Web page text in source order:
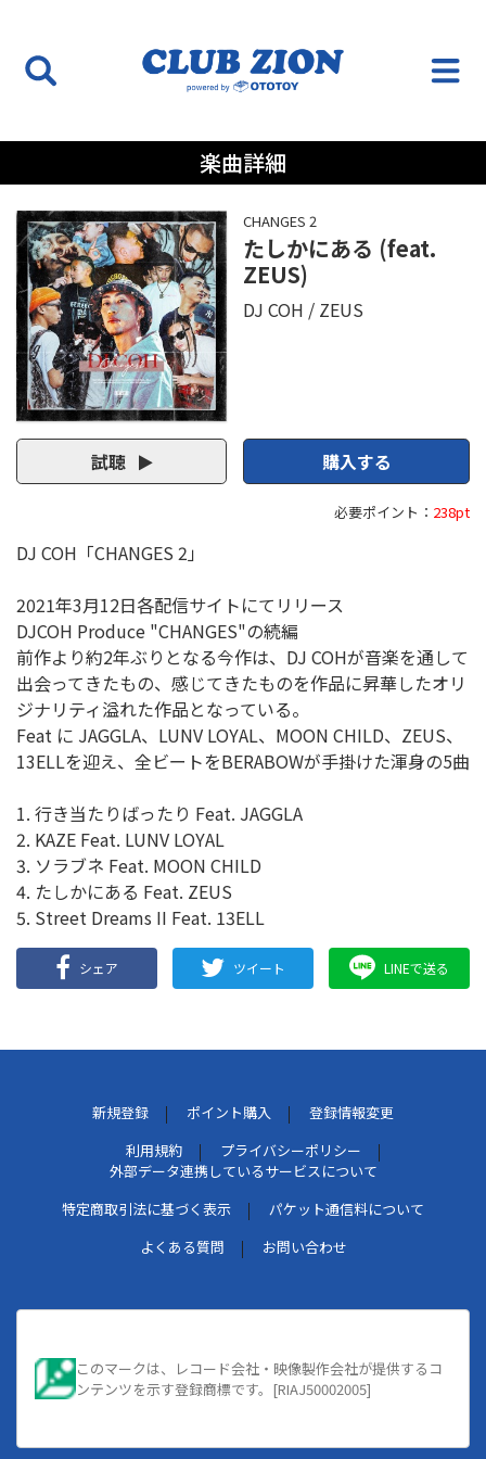
楽曲詳細
CHANGES 2
たしかにある (feat.
ZEUS)
DJ COH ZEUS
試聴 購入する
必要ポイント： 238pt
DJ COH「CHANGES 2」
2021年3月12日各配信サイトにてリリース
DJCOH Produce "CHANGES"の続編
前作より約2年ぶりとなる今作は、DJ COHが音楽を通して
出会ってきたもの、感じてきたものを作品に昇華したオリ
ジナリティ溢れた作品となっている。
Feat に JAGGLA、LUNV LOYAL、MOON CHILD、ZEUS、
13ELLを迎え、全ビートをBERABOWが手掛けた渾身の5曲
1. 行き当たりばったり Feat. JAGGLA
2. KAZE Feat. LUNV LOYAL
3. ソラブネ Feat. MOON CHILD
4. たしかにある Feat. ZEUS
5. Street Dreams II Feat. 13ELL
シェア ツイート LINEで送る
新規登録 ポイント購入
登録情報変更
利用規約
プライバシーポリシー
外部データ連携しているサービスについて
特定商取引法に基づく表示
パケット通信料について
よくある質問
お問い合わせ
このマークは、レコード会社・映像製作会社が提供するコ
ンテンツを示す登録商標です。[RIAJ50002005]